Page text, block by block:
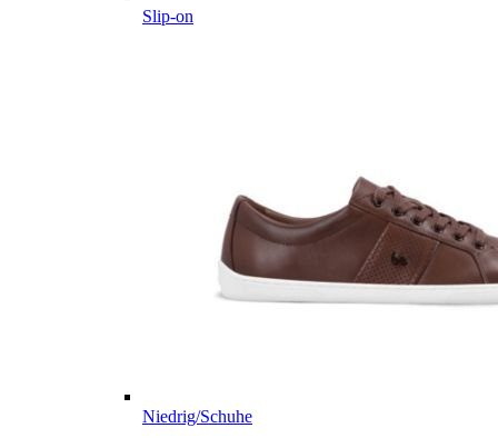
Slip-on
Niedrig/Schuhe